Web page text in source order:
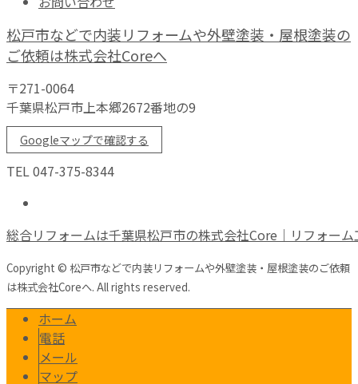
松戸市などで内装リフォームや外壁塗装・屋根塗装の
ご依頼は株式会社Coreへ
〒271-0064
千葉県松戸市上本郷2672番地の9
Googleマップで確認する
TEL 047-375-8344
総合リフォームは千葉県松戸市の株式会社Core｜リフォー
Copyright © 松戸市などで内装リフォームや外壁塗装・屋根塗装のご依頼
は株式会社Coreへ. All rights reserved.
ホーム
電話
メール
マップ